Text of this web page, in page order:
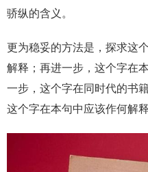
骄纵的含义。
更为稳妥的方法是，探求这
解释；再进一步，这个字在
一步，这个字在同时代的书
这个字在本句中应该作何解释